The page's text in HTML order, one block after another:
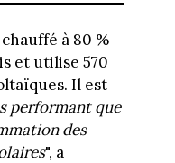
à 80 %
et utilise 570
Il est
performant que
des
", a